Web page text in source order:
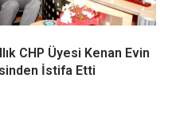
Semalarında Güneş